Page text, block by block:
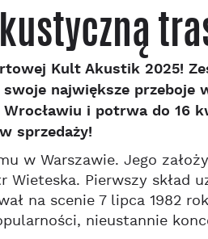
Kult Akustik 2025!
największe
i potrwa do
sprzedaży!
w Warszawie. Jego
Pierwszy skład
na scenie 7 lipca 1982
nieustannie